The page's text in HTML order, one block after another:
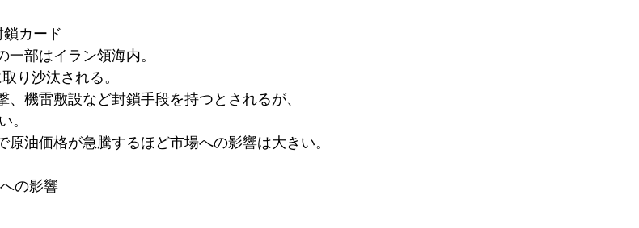
カード
部はイラン領海内。
り沙汰される。
機雷敷設など封鎖手段を持つとされるが、
。
油価格が急騰するほど市場への影響は大きい。
の影響